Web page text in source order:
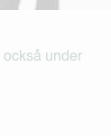
också under